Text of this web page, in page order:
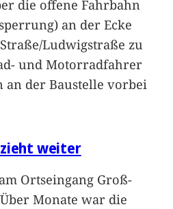
die offene Fahrbahn
an der Ecke
Ludwigstraße zu
und Motorradfahrer
an der Baustelle vorbei
weiter
Ortseingang Groß-
Monate war die